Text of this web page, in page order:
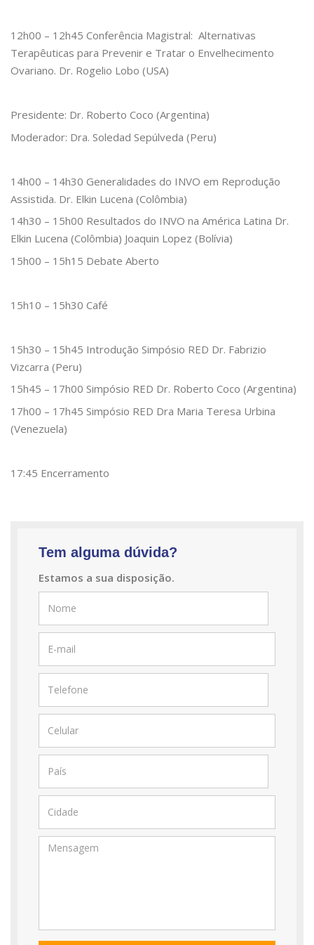
12h00 – 12h45 Conferência Magistral: Alternativas
Terapêuticas para Prevenir e Tratar o Envelhecimento
Ovariano. Dr. Rogelio Lobo (USA)
Presidente: Dr. Roberto Coco (Argentina)
Moderador: Dra. Soledad Sepúlveda (Peru)
14h00 – 14h30 Generalidades do INVO em Reprodução
Assistida. Dr. Elkin Lucena (Colômbia)
14h30 – 15h00 Resultados do INVO na América Latina Dr.
Elkin Lucena (Colômbia) Joaquin Lopez (Bolívia)
15h00 – 15h15 Debate Aberto
15h10 – 15h30 Café
15h30 – 15h45 Introdução Simpósio RED Dr. Fabrizio
Vizcarra (Peru)
15h45 – 17h00 Simpósio RED Dr. Roberto Coco (Argentina)
17h00 – 17h45 Simpósio RED Dra Maria Teresa Urbina
(Venezuela)
17:45 Encerramento
Tem alguma dúvida?
Estamos a sua disposição.